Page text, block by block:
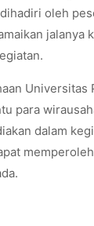
oleh
jalanya
para
dalam